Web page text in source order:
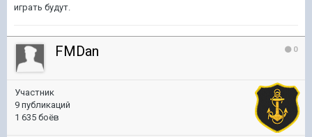
играть будут.
0
FMDan
Участник
9 публикаций
1 635 боёв